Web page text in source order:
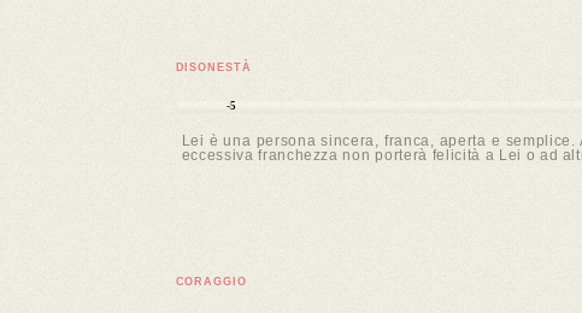
DISONESTÀ
-5
Lei è una persona sincera, franca, aperta e
eccessiva franchezza non porterà felicità a Lei o ad
CORAGGIO